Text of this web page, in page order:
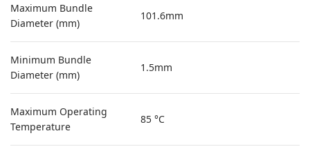
Maximum Bundle
Diameter (mm)
101.6mm
Minimum Bundle
Diameter (mm)
1.5mm
Maximum Operating
Temperature
85 °C